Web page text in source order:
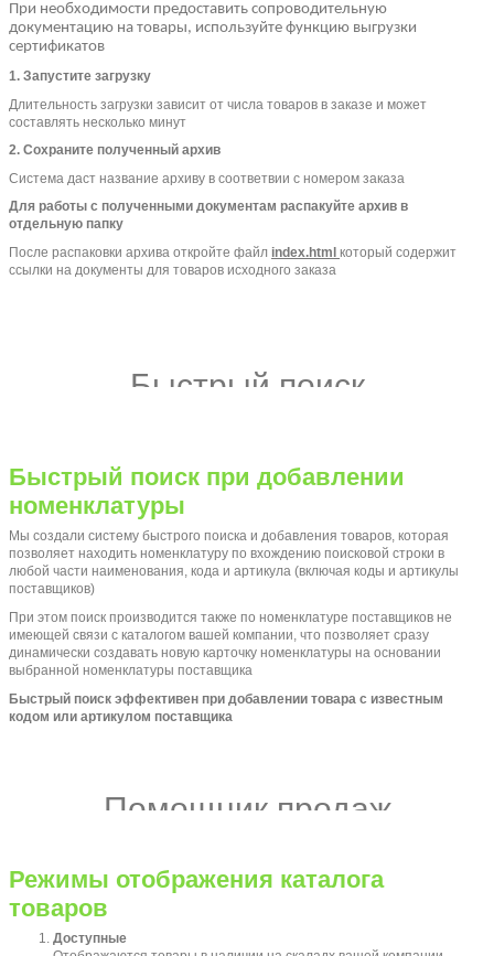
При необходимости предоставить сопроводительную
документацию на товары, используйте функцию выгрузки
сертификатов
1. Запустите загрузку
Длительность загрузки зависит от числа товаров в заказе и может
составлять несколько минут
2. Сохраните полученный архив
Система даст название архиву в соответвии с номером заказа
Для работы с полученными документам распакуйте архив в
отдельную папку
После распаковки архива откройте файл index.html который содержит
ссылки на документы для товаров исходного заказа
Быстрый поиск
Быстрый поиск при добавлении
номенклатуры
Мы создали систему быстрого поиска и добавления товаров, которая
позволяет находить номенклатуру по вхождению поисковой строки в
любой части наименования, кода и артикула (включая коды и артикулы
поставщиков)
При этом поиск производится также по номенклатуре поставщиков не
имеющей связи с каталогом вашей компании, что позволяет сразу
динамически создавать новую карточку номенклатуры на основании
выбранной номенклатуры поставщика
Быстрый поиск эффективен при добавлении товара с известным
кодом или артикулом поставщика
Помощник продаж
Режимы отображения каталога
товаров
Доступные